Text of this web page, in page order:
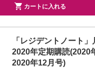
 カートに入れる
「レジデントノート
2020年定期購読(2020
2020年12月号)